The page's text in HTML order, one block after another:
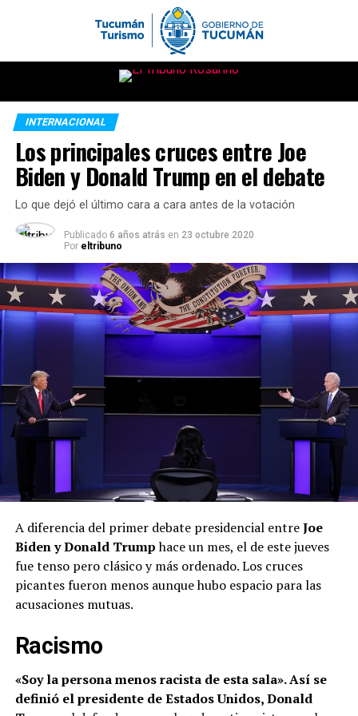
INTERNACIONAL
Los principales cruces entre Joe
Biden y Donald Trump en el debate
Lo que dejó el último cara a cara antes de la votación
Publicado 6 años atrás en 23 octubre 2020
Por eltribuno
A diferencia del primer debate presidencial entreJoe
Biden y Donald Trumphace un mes, el de este jueves
fue tenso pero clásico y más ordenado. Los cruces
picantes fueron menos aunque hubo espacio para las
acusaciones mutuas.
Racismo
«Soy la persona menos racista de esta sala». Así se
definió el presidente de Estados Unidos, Donald